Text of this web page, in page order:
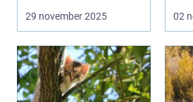
29 november 2025 02